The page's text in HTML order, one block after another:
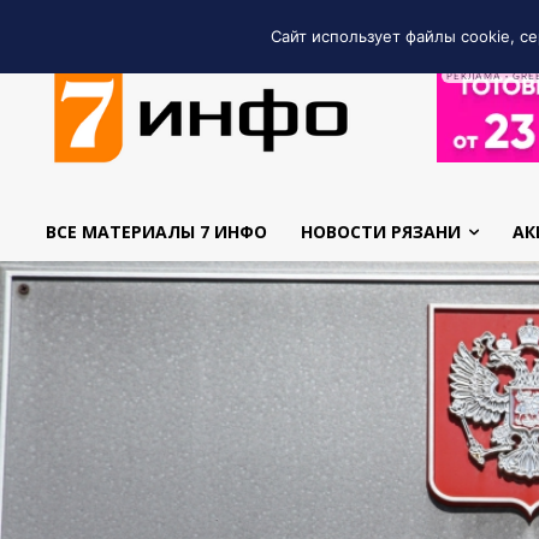
РЕКЛАМА •
ВСЕ МАТЕРИАЛЫ 7 ИНФО НОВОСТИ РЯЗАНИ
Сайт использует файлы cookie,